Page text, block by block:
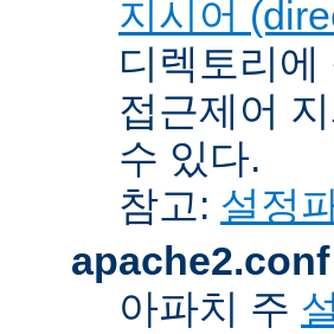
지시어
디렉토리
접근제어
수 있다.
참고: 설정
apache2.conf
아파치 주